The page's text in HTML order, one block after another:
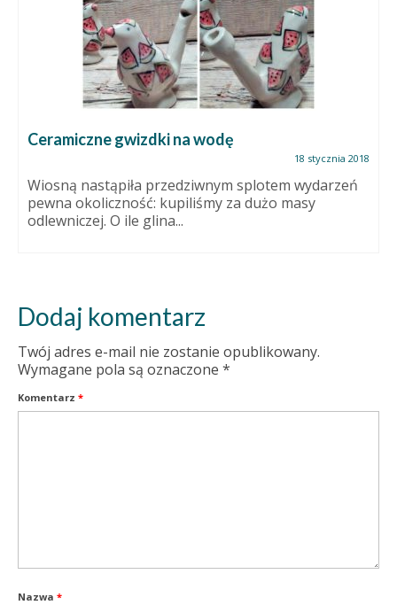
Ceramiczne gwizdki na wodę
18 stycznia 2018
Wiosną nastąpiła przedziwnym splotem wydarzeń
pewna okoliczność: kupiliśmy za dużo masy
odlewniczej. O ile glina...
Dodaj komentarz
Twój adres e-mail nie zostanie opublikowany.
Wymagane pola są oznaczone *
Komentarz *
Nazwa *